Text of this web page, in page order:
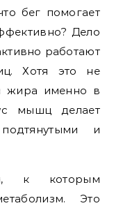
бег помогает
Дело
работают
Хотя это не
жира именно в
мышц делает
и
к которым
Это